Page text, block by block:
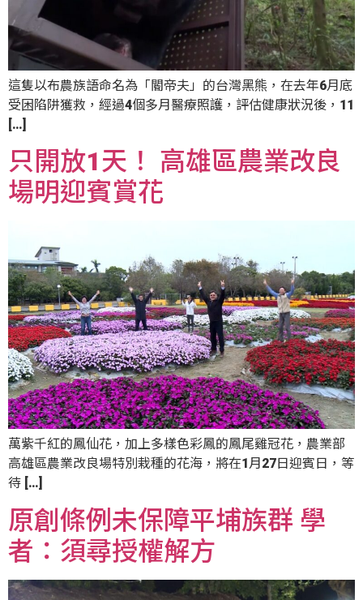
這隻以布農族語命名為「閽帝夫」的台灣黑熊，在去年6月底
受困陷阱獲救，經過4個多月醫療照護，評估健康狀況後，11
[…]
只開放1天！ 高雄區農業改良
場明迎賓賞花
萬紫千紅的鳳仙花，加上多樣色彩鳳的鳳尾雞冠花，農業部
高雄區農業改良場特別栽種的花海，將在1月27日迎賓日，等
待 […]
原創條例未保障平埔族群 學
者：須尋授權解方